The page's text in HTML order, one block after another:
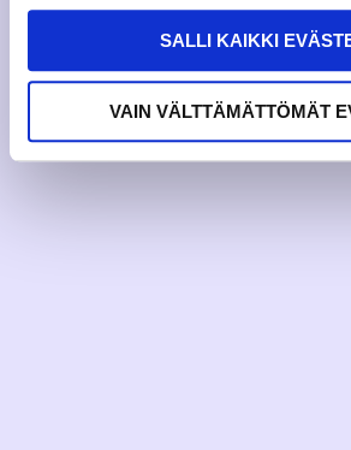
SALLI KAIKKI
VAIN VÄLTTÄMÄTTÖMÄT